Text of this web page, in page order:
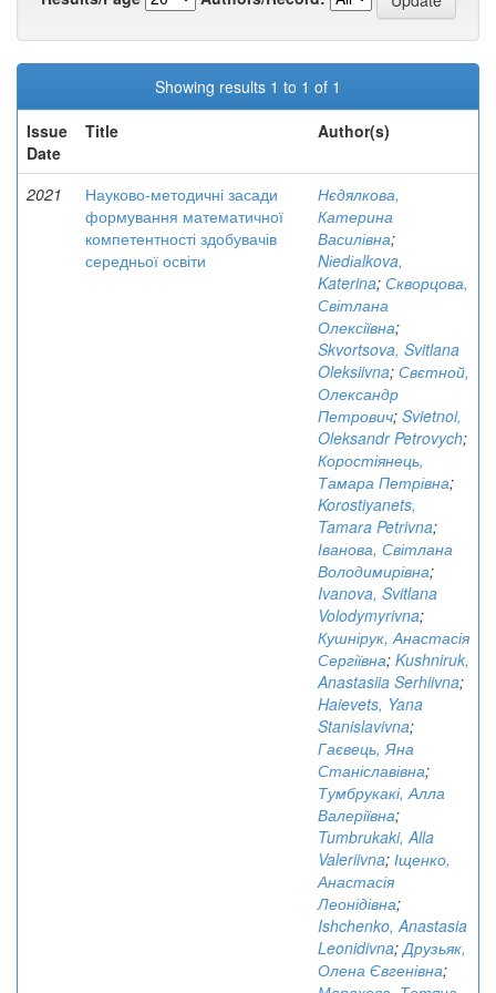
Showing results 1 to 1 of 1
Issue
Date
Title Author(s)
2021
Науково-методичні засади
формування математичної
компетентності здобувачів
середньої освіти
Нєдялкова,
Катерина
Василівна;
Nіedіаlkova,
Katerina; Скворцова,
Світлана
Олексіївна;
Skvortsova, Svitlana
Oleksiivna; Свєтной,
Олександр
Петрович; Svietnoi,
Oleksandr Petrovych;
Коростіянець,
Тамара Петрівна;
Korostiyanets,
Tamara Petrivna;
Іванова, Світлана
Володимирівна;
Ivanova, Svitlana
Volodymyrivna;
Кушнірук, Анастасія
Сергіївна; Kushniruk,
Anastasiia Serhiivna;
Haievets, Yana
Stanislavivna;
Гаєвець, Яна
Станіславівна;
Тумбрукакі, Алла
Валеріївна;
Tumbrukaki, Alla
Valeriivna; Іщенко,
Анастасія
Леонідівна;
Ishchenko, Anastasia
Leonidivna;Друзьяк,
Олена Євгенівна;